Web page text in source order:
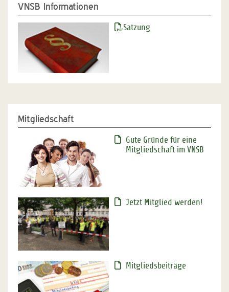
VNSB Informationen
Satzung
Mitgliedschaft
Gute Gründe für eine
Mitgliedschaft im VNSB
Jetzt Mitglied werden!
Mitgliedsbeiträge